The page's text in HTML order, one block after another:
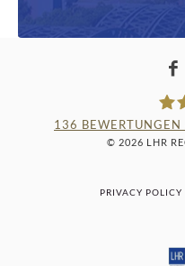
136 BEWERTUNGEN
© 2026 LHR
PRIVACY POLICY